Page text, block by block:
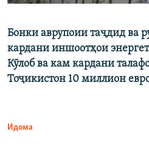
Бонки аврупоии таҷдид ва
кардани иншоотҳои
Кӯлоб ва кам кардани
Тоҷикистон 10 миллион
Идома